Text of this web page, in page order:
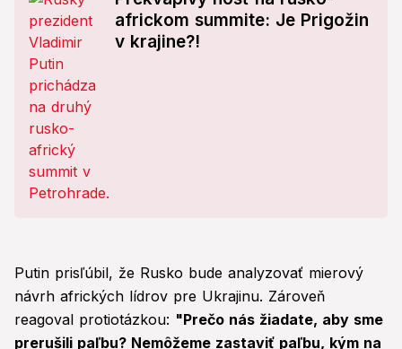
africkom summite: Je Prigožin
v krajine?!
Putin prisľúbil, že Rusko bude analyzovať mierový
návrh afrických lídrov pre Ukrajinu. Zároveň
reagoval protiotázkou: "Prečo nás žiadate, aby sme
prerušili paľbu? Nemôžeme zastaviť paľbu, kým na